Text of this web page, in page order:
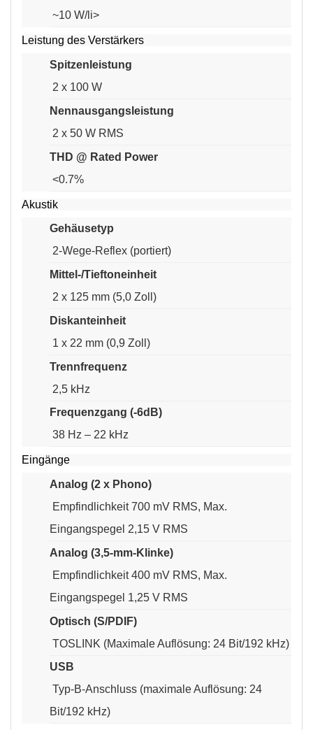
~10 W/li>
Leistung des Verstärkers
Spitzenleistung
2 x 100 W
Nennausgangsleistung
2 x 50 W RMS
THD @ Rated Power
<0.7%
Akustik
Gehäusetyp
2-Wege-Reflex (portiert)
Mittel-/Tieftoneinheit
2 x 125 mm (5,0 Zoll)
Diskanteinheit
1 x 22 mm (0,9 Zoll)
Trennfrequenz
2,5 kHz
Frequenzgang (-6dB)
38 Hz – 22 kHz
Eingänge
Analog (2 x Phono)
Empfindlichkeit 700 mV RMS, Max.
Eingangspegel 2,15 V RMS
Analog (3,5-mm-Klinke)
Empfindlichkeit 400 mV RMS, Max.
Eingangspegel 1,25 V RMS
Optisch (S/PDIF)
TOSLINK (Maximale Auflösung: 24 Bit/192 kHz)
USB
Typ-B-Anschluss (maximale Auflösung: 24
Bit/192 kHz)